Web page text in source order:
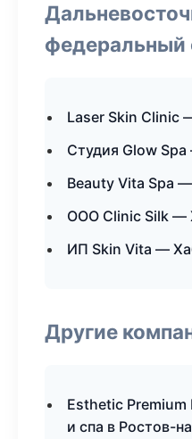
федеральный
Laser Skin Clinic
Студия Glow
Beauty Vita Spa
ООО Clinic Silk —
ИП Skin Vita —
Другие
Esthetic
и спа в Ростов-